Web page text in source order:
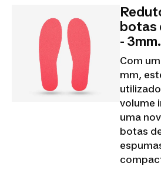
botas
- 3mm.
Com
mm,
volume
uma
botas